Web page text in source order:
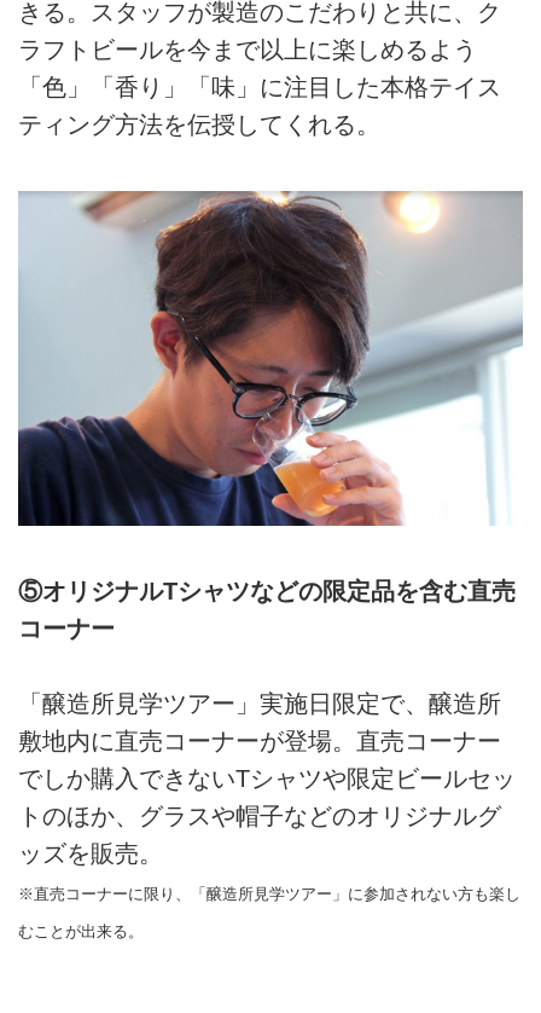
きる。スタッフが製造のこだわりと共に、ク
ラフトビールを今まで以上に楽しめるよう
「色」「香り」「味」に注目した本格テイス
ティング方法を伝授してくれる。
⑤オリジナルTシャツなどの限定品を含む直売
コーナー
「醸造所見学ツアー」実施日限定で、醸造所
敷地内に直売コーナーが登場。直売コーナー
でしか購入できないTシャツや限定ビールセッ
トのほか、グラスや帽子などのオリジナルグ
ッズを販売。
※直売コーナーに限り、「醸造所見学ツアー」に参加されない方も楽し
むことが出来る。